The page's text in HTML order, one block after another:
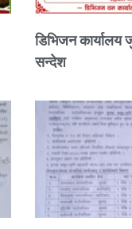
डिभिजन कार्यालय
सन्देश